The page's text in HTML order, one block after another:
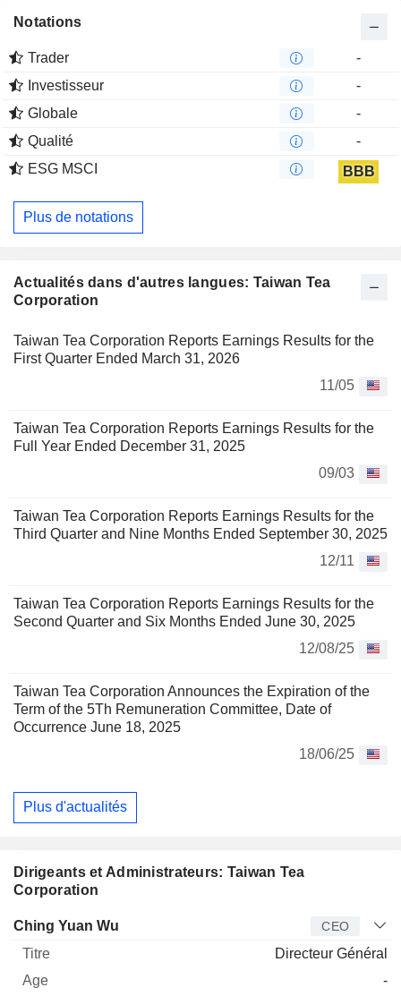
Actualités dans d'autres langues: Taiwan Tea
Corporation
Taiwan Tea Corporation Reports Earnings Results for the
First Quarter Ended March 31, 2026
11/05
Taiwan Tea Corporation Reports Earnings Results for the
Full Year Ended December 31, 2025
09/03
Taiwan Tea Corporation Reports Earnings Results for the
Third Quarter and Nine Months Ended September 30, 2025
12/11
Taiwan Tea Corporation Reports Earnings Results for the
Second Quarter and Six Months Ended June 30, 2025
12/08/25
Taiwan Tea Corporation Announces the Expiration of the
Term of the 5Th Remuneration Committee, Date of
Occurrence June 18, 2025
18/06/25
Plus d'actualités
Dirigeants et Administrateurs: Taiwan Tea
Corporation
Dirigeant Titre Age
Ching Yuan Wu CEO
Directeur Général
-
Notations
Trader
-
Investisseur
-
Globale
-
Qualité
-
ESG MSCI
BBB
Plus de notations